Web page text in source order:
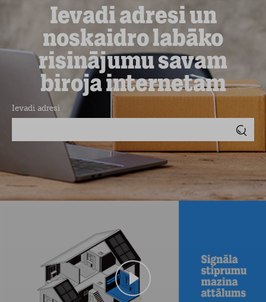
Ievadi adresi un
noskaidro labāko
risinājumu savam
biroja internetam
Ievadi adresi